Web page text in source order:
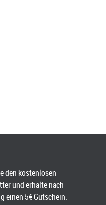
den kostenlosen
und erhalte nach
einen 5€ Gutschein.